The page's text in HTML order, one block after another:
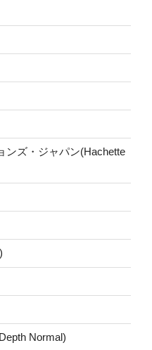
ンズ・ジャパン(Hachette
Normal)